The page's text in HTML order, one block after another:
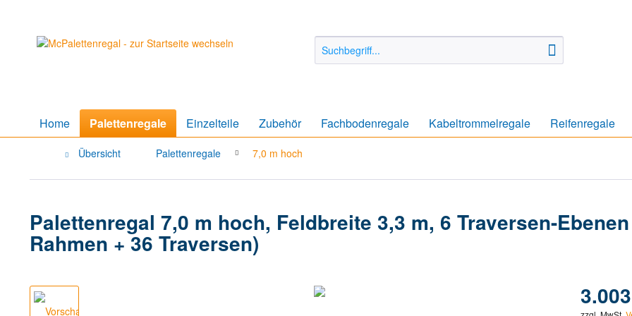
Home Palettenregale Einzelteile Zubehör Fachbodenregale Kabeltrommelregale Reifenregale
Übersicht Palettenregale 7,0 m hoch
Palettenregal 7,0 m hoch, Feldbreite 3,3 m, 6 Traversen-
Rahmen + 36 Traversen)